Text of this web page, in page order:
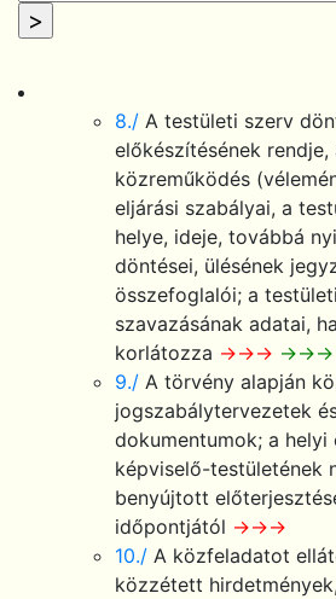
8./ A testületi szerv
előkészítésének
közreműködés
eljárási szabályai, a
helye, ideje, továbbá
döntései, ülésének
összefoglalói; a
szavazásának adatai,
korlátozza →→→ →→→
9./ A törvény alapján
jogszabálytervezetek
dokumentumok; a helyi
képviselő-testületének
benyújtott
időpontjától →→→
10./ A közfeladatot
közzétett